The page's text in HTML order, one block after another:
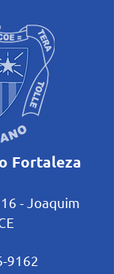
Fortaleza
- Joaquim
9162